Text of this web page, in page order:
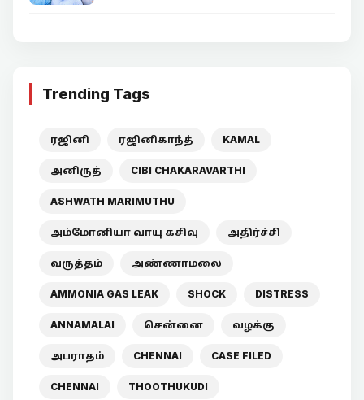
Trending Tags
ரஜினி ரஜினிகாந்த் KAMAL
அனிருத் CIBI CHAKARAVARTHI
ASHWATH MARIMUTHU
அம்மோனியா வாயு கசிவு அதிர்ச்சி
வருத்தம் அண்ணாமலை
AMMONIA GAS LEAK SHOCK DISTRESS
ANNAMALAI சென்னை வழக்கு
அபராதம் CHENNAI CASE FILED
CHENNAI THOOTHUKUDI